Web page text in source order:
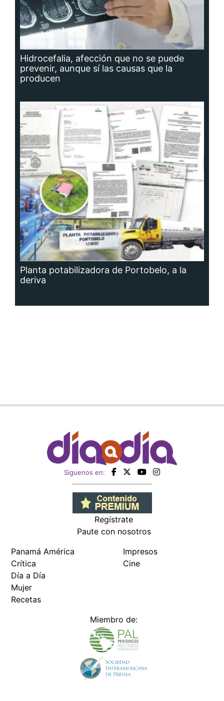
Hidrocefalia, afección que no se puede
prevenir, aunque sí las causas que la
producen
Planta potabilizadora de Portobelo, a la
deriva
Siguenos en:
Regístrate
Paute con nosotros
Panamá América
Crítica
Día a Día
Mujer
Recetas
Impresos
Cine
Miembro de: